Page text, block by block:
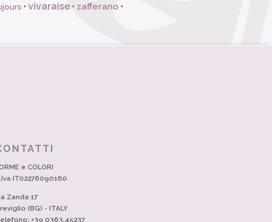
• vivaraise • zafferano •
e COLORI
IT02276090160
Zanda 17
(BG) - ITALY
+39 0363.45237